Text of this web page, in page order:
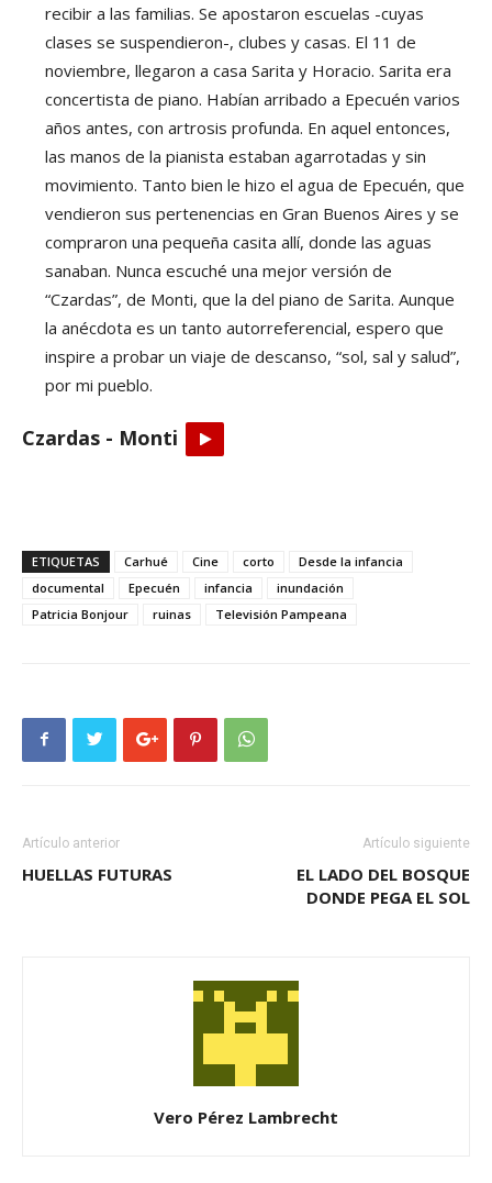
recibir a las familias. Se apostaron escuelas -cuyas
clases se suspendieron-, clubes y casas. El 11 de
noviembre, llegaron a casa Sarita y Horacio. Sarita era
concertista de piano. Habían arribado a Epecuén varios
años antes, con artrosis profunda. En aquel entonces,
las manos de la pianista estaban agarrotadas y sin
movimiento. Tanto bien le hizo el agua de Epecuén, que
vendieron sus pertenencias en Gran Buenos Aires y se
compraron una pequeña casita allí, donde las aguas
sanaban. Nunca escuché una mejor versión de
“Czardas”, de Monti, que la del piano de Sarita. Aunque
la anécdota es un tanto autorreferencial, espero que
inspire a probar un viaje de descanso, “sol, sal y salud”,
por mi pueblo.
Czardas - Monti
ETIQUETAS Carhué Cine corto
Desde la infancia
documental
Epecuén infancia
inundación
Patricia Bonjour
ruinas Televisión Pampeana
Artículo anterior
HUELLAS FUTURAS
Artículo siguiente
EL LADO DEL BOSQUE
DONDE PEGA EL SOL
Vero Pérez Lambrecht